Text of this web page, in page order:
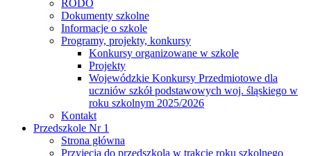
RODO
Dokumenty szkolne
Informacje o szkole
Programy, projekty, konkursy
Konkursy organizowane w szkole
Projekty
Wojewódzkie Konkursy Przedmiotowe dla
uczniów szkół podstawowych woj. śląskiego w
roku szkolnym 2025/2026
Kontakt
Przedszkole Nr 1
Strona główna
Przyjęcia do przedszkola w trakcie roku szkolnego